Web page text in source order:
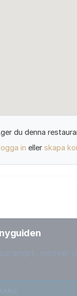
du denna
in eller skapa